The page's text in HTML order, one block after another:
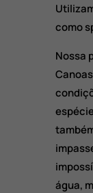
como
Nossa
água,